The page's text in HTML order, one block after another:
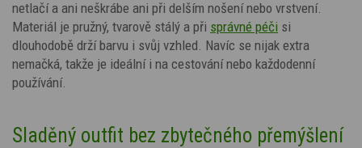
netlačí a ani neškrábe ani při delším nošení nebo vrstvení.
Materiál je pružný, tvarově stálý a při správné péči si
dlouhodobě drží barvu i svůj vzhled. Navíc se nijak extra
nemačká, takže je ideální i na cestování nebo každodenní
používání.
Sladěný outfit bez zbytečného přemýšlení